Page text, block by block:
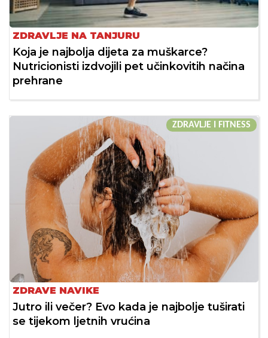
ZDRAVLJE NA TANJURU
Koja je najbolja dijeta za muškarce?
Nutricionisti izdvojili pet učinkovitih načina
prehrane
ZDRAVLJE I FITNESS
ZDRAVE NAVIKE
Jutro ili večer? Evo kada je najbolje tuširati
se tijekom ljetnih vrućina